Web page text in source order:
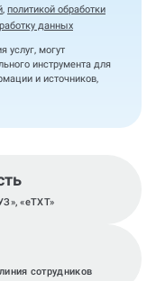
, политикой обработки
данных
услуг, могут
инструмента для
и источников,
«eTXT»
сотрудников